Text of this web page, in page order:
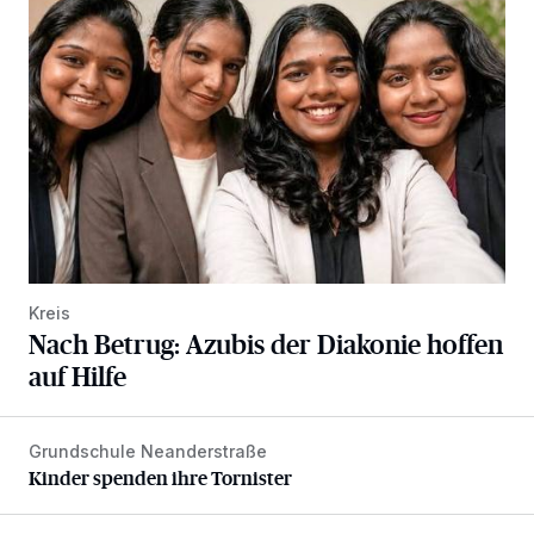
Kreis
Nach Betrug: Azubis der Diakonie hoffen
auf Hilfe
Kinder spenden ihre Tornister
Grundschule Neanderstraße
Kinder spenden ihre Tornister